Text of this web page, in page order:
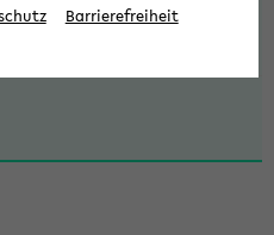
Barrierefreiheit